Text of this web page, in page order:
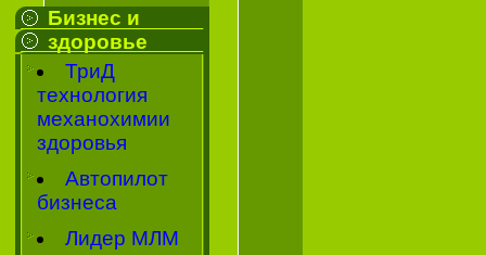
Бизнес и
здоровье
ТриД
технология
механохимии
здоровья
Автопилот
бизнеса
Лидер МЛМ